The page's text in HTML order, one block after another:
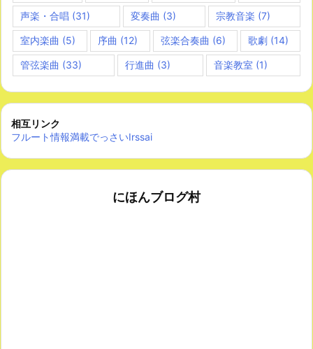
声楽・合唱 (31) 変奏曲 (3) 宗教音楽 (7)
室内楽曲 (5) 序曲 (12) 弦楽合奏曲 (6) 歌劇(14)
管弦楽曲 (33) 行進曲 (3) 音楽教室 (1)
相互リンク
フルート情報満載でっさいIrssai
にほんブログ村